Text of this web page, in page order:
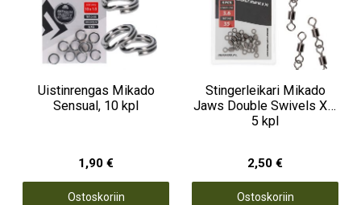
Uistinrengas Mikado
Sensual, 10 kpl
1,90 €
Ostoskoriin
Stingerleikari Mikado
Jaws Double Swivels XL,
5 kpl
2,50 €
Ostoskoriin